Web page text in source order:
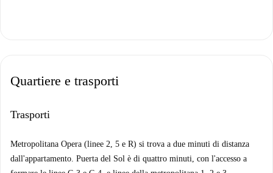
Quartiere e trasporti
Trasporti
Metropolitana Opera (linee 2, 5 e R) si trova a due minuti di distanza
dall'appartamento. Puerta del Sol è di quattro minuti, con l'accesso a